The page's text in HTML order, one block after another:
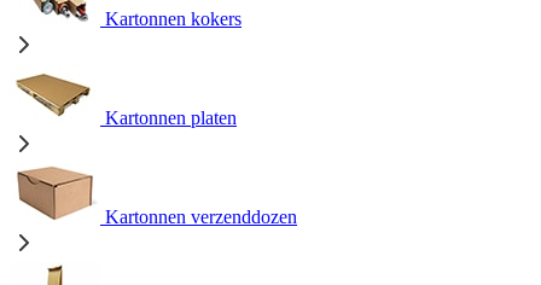
Kartonnen kokers
Kartonnen platen
Kartonnen verzenddozen